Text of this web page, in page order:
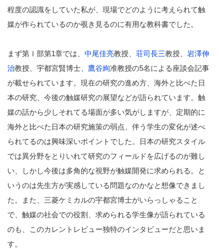
程度の認識をしていた私が、現場でどのように考えられて触
媒が作られているのか覗き見るのに有用な教科書でした。
まず第Ⅰ部第1章では、 中尾佳亮教授、 荘司長三教授、 岩澤伸
治教授、宇都宮賢博士、 鷹谷絢准教授の5名による座談会記事
が載せられています。現在の研究の進め方、海外と比べた日
本の研究、今後の触媒研究の展望などが語られています。触
媒の話から少しそれてる場面が多い気がしますが、定期的に
海外と比べた日本の研究施策の弱点、伴う学生の変化が述べ
られてるのは興味深いポイントでした。日本の研究スタイル
では異分野をとりいれて研究のフィールドを広げるのが難し
い、しかし今後は多角的な視野が触媒開発に求められる。と
いうのは先生方が実感している問題なのかなと想像できまし
た。また、三菱ケミカルの宇都宮博士がいらっしゃること
で、触媒の社会での役割、求められる学生像が語られている
のも、このカレントレビュー独特のインタビューだと思いま
す。